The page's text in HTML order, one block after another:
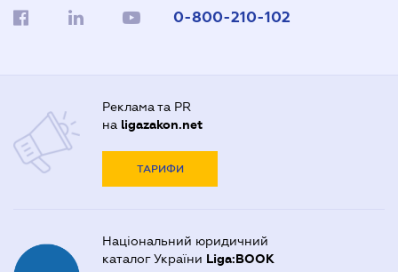
0-800-210-102
Реклама та PR
на ligazakon.net
ТАРИФИ
Національний юридичний
каталог України Liga:BOOK